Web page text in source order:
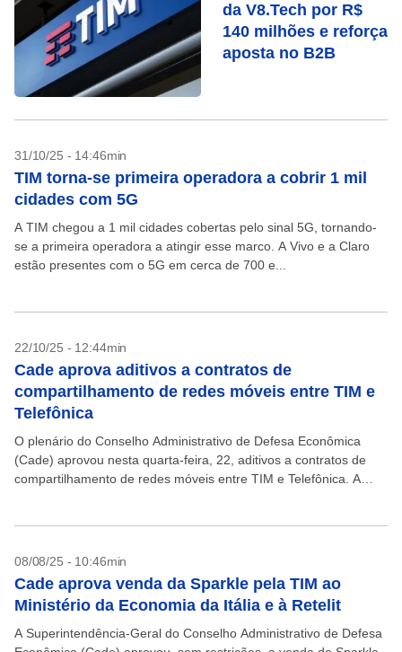
da V8.Tech por R$
140 milhões e reforça
aposta no B2B
31/10/25 - 14:46min
TIM torna-se primeira operadora a cobrir 1 mil
cidades com 5G
A TIM chegou a 1 mil cidades cobertas pelo sinal 5G, tornando-
se a primeira operadora a atingir esse marco. A Vivo e a Claro
estão presentes com o 5G em cerca de 700 e...
22/10/25 - 12:44min
Cade aprova aditivos a contratos de
compartilhamento de redes móveis entre TIM e
Telefônica
O plenário do Conselho Administrativo de Defesa Econômica
(Cade) aprovou nesta quarta-feira, 22, aditivos a contratos de
compartilhamento de redes móveis entre TIM e Telefônica. A
08/08/25 - 10:46min
Cade aprova venda da Sparkle pela TIM ao
Ministério da Economia da Itália e à Retelit
A Superintendência-Geral do Conselho Administrativo de Defesa